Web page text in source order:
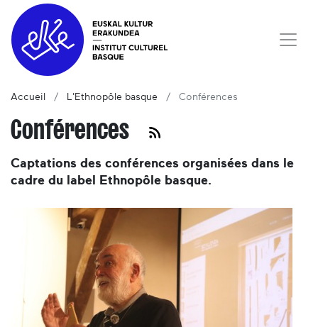
Accueil L'Ethnopôle basque Conférences
Conférences
Captations des conférences organisées dans le
cadre du label Ethnopôle basque.